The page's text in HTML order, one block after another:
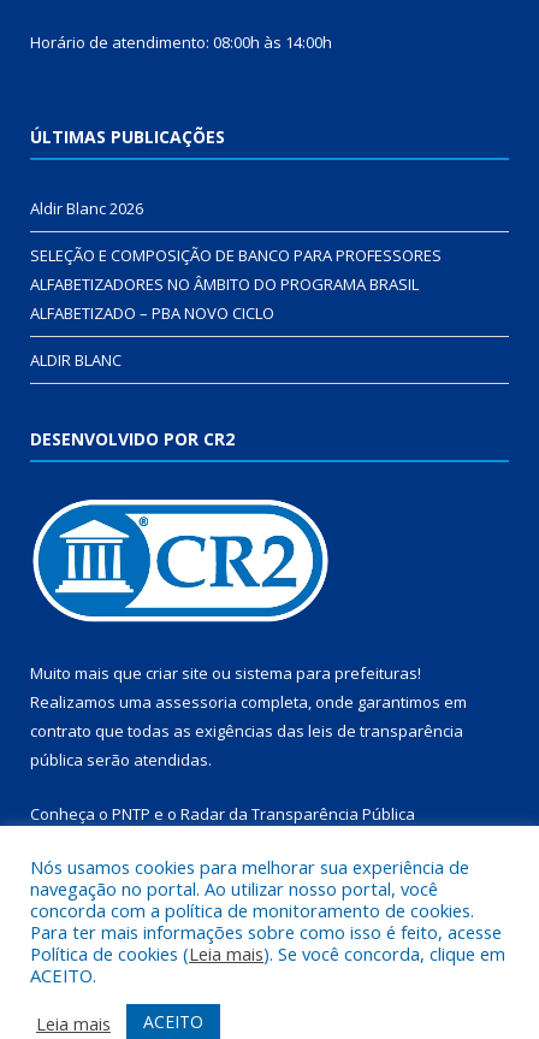
Horário de atendimento: 08:00h às 14:00h
ÚLTIMAS PUBLICAÇÕES
Aldir Blanc 2026
SELEÇÃO E COMPOSIÇÃO DE BANCO PARA PROFESSORES
ALFABETIZADORES NO ÂMBITO DO PROGRAMA BRASIL
ALFABETIZADO – PBA NOVO CICLO
ALDIR BLANC
DESENVOLVIDO POR CR2
Muito mais que criar site ou sistema para prefeituras!
Realizamos uma assessoria completa, onde garantimos em
contrato que todas as exigências das leis de transparência
pública serão atendidas.
Conheça o PNTP e o Radar da Transparência Pública
Todos os direitos reservados a Prefeitura Municipal de
Marapanim.
Mapa do Site
Acessar Área Administrativa
Nós usamos cookies para melhorar sua experiência de
navegação no portal. Ao utilizar nosso portal, você
concorda com a política de monitoramento de cookies.
Para ter mais informações sobre como isso é feito, acesse
Política de cookies (Leia mais). Se você concorda, clique em
ACEITO.
Leia mais
ACEITO